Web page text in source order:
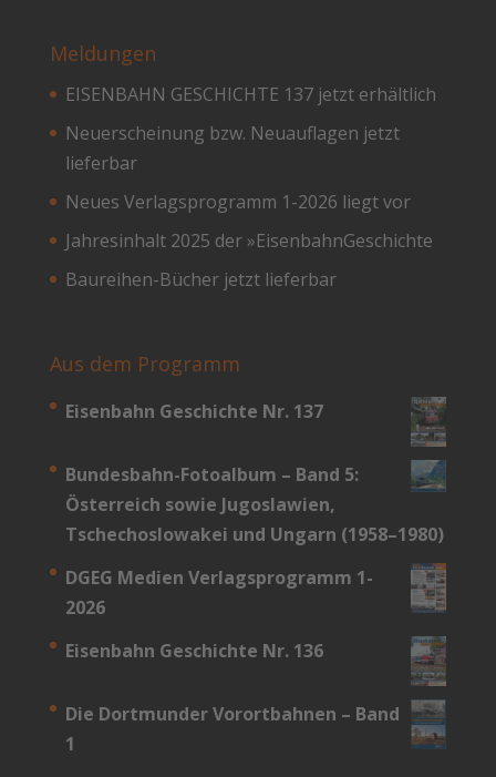
Meldungen
EISENBAHN GESCHICHTE 137 jetzt erhältlich
Neuerscheinung bzw. Neuauflagen jetzt
lieferbar
Neues Verlagsprogramm 1-2026 liegt vor
Jahresinhalt 2025 der »EisenbahnGeschichte
Baureihen-Bücher jetzt lieferbar
Aus dem Programm
Eisenbahn Geschichte Nr. 137
Bundesbahn-­Fotoalbum – Band 5:
Österreich sowie Jugoslawien,
Tschechoslowakei und Ungarn (1958–1980)
DGEG Medien Verlagsprogramm 1-
2026
Eisenbahn Geschichte Nr. 136
Die Dortmunder Vorortbahnen – Band
1